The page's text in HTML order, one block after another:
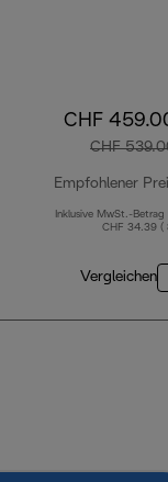
CHF
CHF
Empfohlener
Inklusive MwSt.-Betrag
CHF 34.39 (
Vergleichen